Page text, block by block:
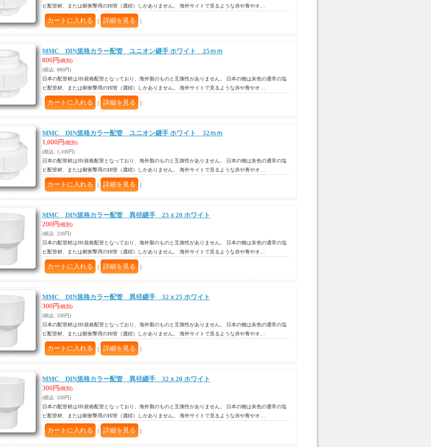
ビ配管材、または耐衝撃用のHI管（濃紺）しかありません。 海外サイトで見るような赤や青やオ…
｜ ｜
MMC DIN規格カラー配管 ユニオン継手 ホワイト 25ｍｍ
800円(税別)
(税込: 880円)
日本の配管材はJIS規格配管となっており、海外製のものと互換性がありません。 日本の物は灰色の通常の塩
ビ配管材、または耐衝撃用のHI管（濃紺）しかありません。 海外サイトで見るような赤や青やオ…
｜ ｜
MMC DIN規格カラー配管 ユニオン継手 ホワイト 32ｍｍ
1,000円(税別)
(税込: 1,100円)
日本の配管材はJIS規格配管となっており、海外製のものと互換性がありません。 日本の物は灰色の通常の塩
ビ配管材、または耐衝撃用のHI管（濃紺）しかありません。 海外サイトで見るような赤や青やオ…
｜ ｜
MMC DIN規格カラー配管 異径継手 25ｘ20 ホワイト
200円(税別)
(税込: 220円)
日本の配管材はJIS規格配管となっており、海外製のものと互換性がありません。 日本の物は灰色の通常の塩
ビ配管材、または耐衝撃用のHI管（濃紺）しかありません。 海外サイトで見るような赤や青やオ…
｜ ｜
MMC DIN規格カラー配管 異径継手 32ｘ25 ホワイト
300円(税別)
(税込: 330円)
日本の配管材はJIS規格配管となっており、海外製のものと互換性がありません。 日本の物は灰色の通常の塩
ビ配管材、または耐衝撃用のHI管（濃紺）しかありません。 海外サイトで見るような赤や青やオ…
｜ ｜
MMC DIN規格カラー配管 異径継手 32ｘ20 ホワイト
300円(税別)
(税込: 330円)
日本の配管材はJIS規格配管となっており、海外製のものと互換性がありません。 日本の物は灰色の通常の塩
ビ配管材、または耐衝撃用のHI管（濃紺）しかありません。 海外サイトで見るような赤や青やオ…
｜ ｜